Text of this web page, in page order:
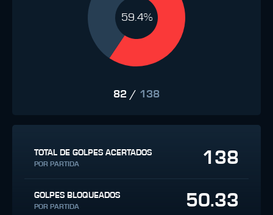
59.4%
82 / 138
TOTAL DE GOLPES ACERTADOS
POR PARTIDA 138
GOLPES BLOQUEADOS
POR PARTIDA 50.33